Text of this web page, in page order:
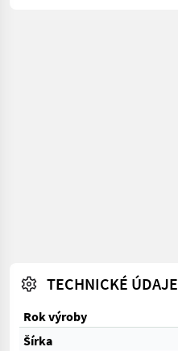
TECHNICKÉ ÚDAJE
Rok výroby
Šírka